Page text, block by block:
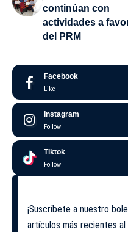
continúan con
actividades a
del PRM
Facebook
Like
Instagram
Follow
Tiktok
Follow
¡Suscríbete a nuestro
artículos más recientes